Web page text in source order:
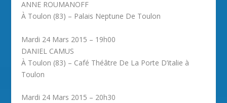
ANNE ROUMANOFF
À Toulon (83) – Palais Neptune De Toulon
Mardi 24 Mars 2015 – 19h00
DANIEL CAMUS
À Toulon (83) – Café Théâtre De La Porte D’italie à
Toulon
Mardi 24 Mars 2015 – 20h30